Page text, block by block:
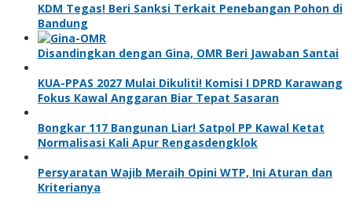
KDM Tegas! Beri Sanksi Terkait Penebangan Pohon di
Bandung
Disandingkan dengan Gina, OMR Beri Jawaban Santai
KUA-PPAS 2027 Mulai Dikuliti! Komisi I DPRD Karawang
Fokus Kawal Anggaran Biar Tepat Sasaran
Bongkar 117 Bangunan Liar! Satpol PP Kawal Ketat
Normalisasi Kali Apur Rengasdengklok
Persyaratan Wajib Meraih Opini WTP, Ini Aturan dan
Kriterianya